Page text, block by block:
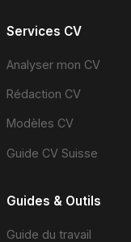
Services CV
Analyser mon CV
Rédaction CV
Modèles CV
Guide CV Suisse
Guides & Outils
Guide du travail